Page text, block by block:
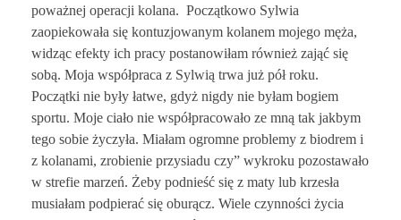
poważnej operacji kolana. Początkowo Sylwia
zaopiekowała się kontuzjowanym kolanem mojego męża,
widząc efekty ich pracy postanowiłam również zająć się
sobą. Moja współpraca z Sylwią trwa już pół roku.
Początki nie były łatwe, gdyż nigdy nie byłam bogiem
sportu. Moje ciało nie współpracowało ze mną tak jakbym
tego sobie życzyła. Miałam ogromne problemy z biodrem i
z kolanami, zrobienie przysiadu czy” wykroku pozostawało
w strefie marzeń. Żeby podnieść się z maty lub krzesła
musiałam podpierać się oburącz. Wiele czynności życia